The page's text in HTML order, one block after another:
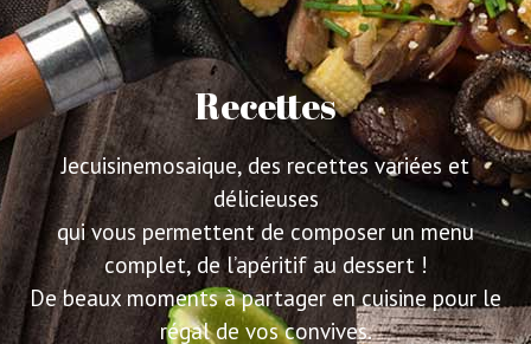
Recettes
Jecuisinemosaique, des recettes variées et
délicieuses
qui vous permettent de composer un menu
complet, de l’apéritif au dessert !
De beaux moments à partager en cuisine pour le
régal de vos convives.